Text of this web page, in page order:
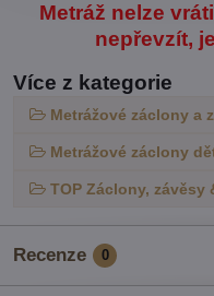
Metráž nelze
nepřevzít,
Více z kategorie
Metrážové záclony a
Metrážové záclony
TOP Záclony, závěsy
Recenze 0